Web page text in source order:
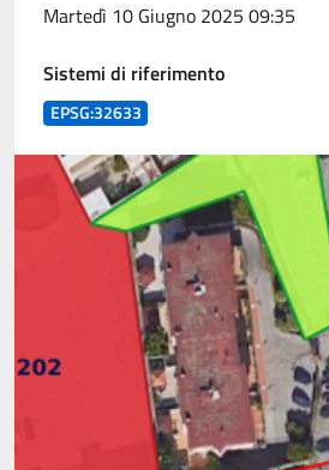
Martedì 10 Giugno 2025 09:35
Sistemi di riferimento
EPSG:32633